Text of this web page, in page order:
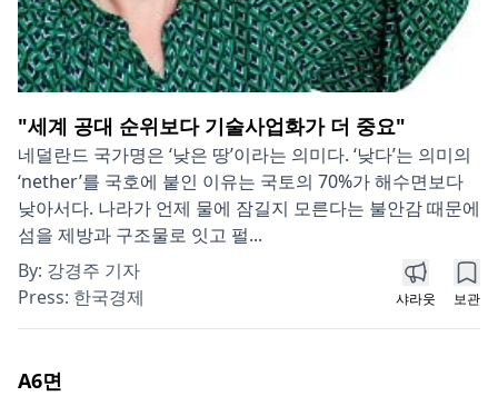
"세계 공대 순위보다 기술사업화가 더 중요"
네덜란드 국가명은 ‘낮은 땅’이라는 의미다. ‘낮다’는 의미의
‘nether’를 국호에 붙인 이유는 국토의 70%가 해수면보다
낮아서다. 나라가 언제 물에 잠길지 모른다는 불안감 때문에
섬을 제방과 구조물로 잇고 펄...
By: 강경주 기자
Press: 한국경제 샤라웃 보관
A6면